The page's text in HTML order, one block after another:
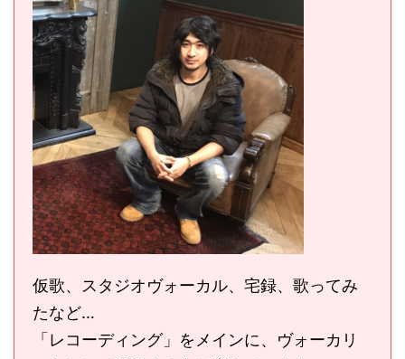
仮歌、スタジオヴォーカル、宅録、歌ってみ
たなど…
「レコーディング」をメインに、ヴォーカリ